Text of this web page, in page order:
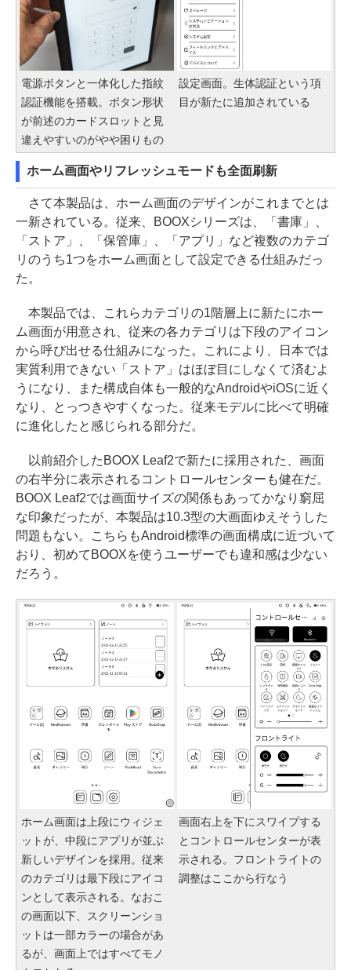
電源ボタンと一体化した指紋
認証機能を搭載。ボタン形状
が前述のカードスロットと見
違えやすいのがやや困りもの
設定画面。生体認証という項
目が新たに追加されている
ホーム画面やリフレッシュモードも全面刷新
さて本製品は、ホーム画面のデザインがこれまでとは
一新されている。従来、BOOXシリーズは、「書庫」、
「ストア」、「保管庫」、「アプリ」など複数のカテゴ
リのうち1つをホーム画面として設定できる仕組みだっ
た。
本製品では、これらカテゴリの1階層上に新たにホー
ム画面が用意され、従来の各カテゴリは下段のアイコン
から呼び出せる仕組みになった。これにより、日本では
実質利用できない「ストア」はほぼ目にしなくて済むよ
うになり、また構成自体も一般的なAndroidやiOSに近く
なり、とっつきやすくなった。従来モデルに比べて明確
に進化したと感じられる部分だ。
以前紹介したBOOX Leaf2で新たに採用された、画面
の右半分に表示されるコントロールセンターも健在だ。
BOOX Leaf2では画面サイズの関係もあってかなり窮屈
な印象だったが、本製品は10.3型の大画面ゆえそうした
問題もない。こちらもAndroid標準の画面構成に近づいて
おり、初めてBOOXを使うユーザーでも違和感は少ない
だろう。
ホーム画面は上段にウィジェ
ットが、中段にアプリが並ぶ
新しいデザインを採用。従来
のカテゴリは最下段にアイコ
ンとして表示される。なおこ
の画面以下、スクリーンショ
ットは一部カラーの場合があ
るが、画面上ではすべてモノ
画面右上を下にスワイプする
とコントロールセンターが表
示される。フロントライトの
調整はここから行なう